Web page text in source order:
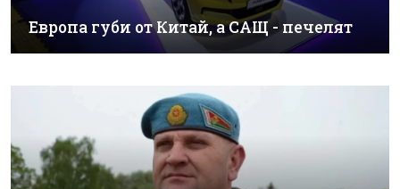
Европа губи от Китай, а САЩ - печелят